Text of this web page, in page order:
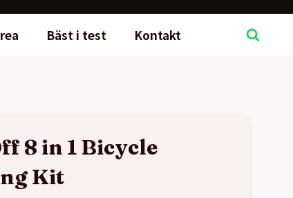
Bäst i test Kontakt
8 in 1 Bicycle
Kit